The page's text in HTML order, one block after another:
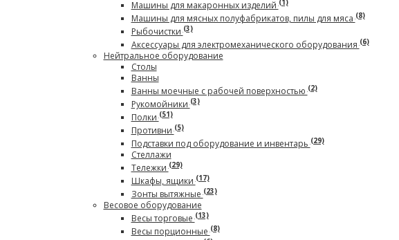
Машины для макаронных изделий(1)
Машины для мясных полуфабрикатов, пилы для мяса(8)
Рыбочистки(3)
Аксессуары для электромеханического оборудования(6)
Нейтральное оборудование
Столы
Ванны
Ванны моечные с рабочей поверхностью(2)
Рукомойники(3)
Полки(51)
Противни(5)
Подставки под оборудование и инвентарь(29)
Стеллажи
Тележки(29)
Шкафы, ящики(17)
Зонты вытяжные(23)
Весовое оборудование
Весы торговые(13)
Весы порционные(8)